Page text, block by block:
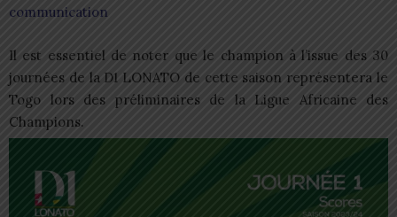
communication
Il est essentiel de noter que le champion à l’issue des 30
journées de la D1 LONATO de cette saison représentera le
Togo lors des préliminaires de la Ligue Africaine des
Champions.